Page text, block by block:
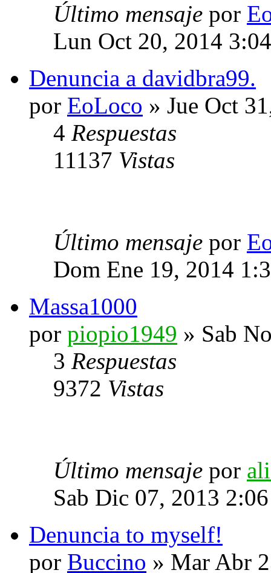
Último mensaje por
Lun Oct 20, 2014
Denuncia a davidbra99.
por EoLoco » Jue Oct
4 Respuestas
11137 Vistas
Último mensaje por
Dom Ene 19, 2014
Massa1000
por piopio1949 » Sab
3 Respuestas
9372 Vistas
Último mensaje por
Sab Dic 07, 2013
Denuncia to myself!
por Buccino » Mar Abr